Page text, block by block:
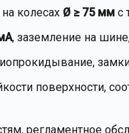
колесах Ø ≥ 75 мм с
, заземление на
поверхности,
регламентное